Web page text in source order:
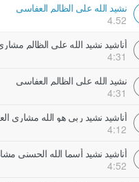
نشيد الله على الظالم العفاسي
4.52
4:31
نشيد الله على الظالم العفاسي
4:31
أناشيد نشيد ربي هو الله مشاري
4:12
4:52